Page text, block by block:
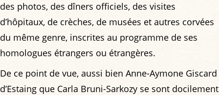
des photos, des dîners officiels, des visites
d’hôpitaux, de crèches, de musées et autres corvées
du même genre, inscrites au programme de ses
homologues étrangers ou étrangères.
De ce point de vue, aussi bien Anne-Aymone Giscard
d’Estaing que Carla Bruni-Sarkozy se sont docilement